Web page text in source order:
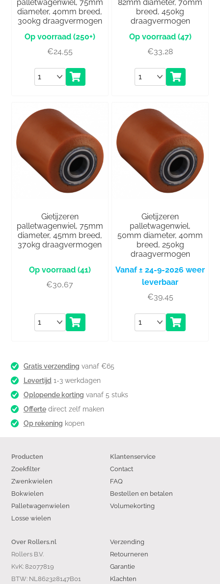
palletwagenwiel, 75mm
diameter, 40mm breed,
300kg draagvermogen
(250+)
€24,55
Aantal
82mm diameter, 70mm
breed, 450kg
draagvermogen
(47)
€33,28
Aantal
Gietijzeren
palletwagenwiel, 75mm
diameter, 45mm breed,
370kg draagvermogen
(41)
€30,67
Aantal
Gietijzeren
palletwagenwiel,
50mm diameter, 40mm
breed, 250kg
draagvermogen
Vanaf ± 24-9-2026 weer
leverbaar
€39,45
Aantal
Gratis verzending vanaf €65
Levertijd1-3 werkdagen
Oplopende korting vanaf 5 stuks
Offertedirect zelf maken
Op rekening kopen
Producten
Zoekfilter
Zwenkwielen
Bokwielen
Palletwagenwielen
Losse wielen
Klantenservice
Contact
FAQ
Bestellen en betalen
Volumekorting
Verzending
Retourneren
Garantie
Klachten
Over Rollers.nl
Rollers B.V.
KvK: 82077819
BTW: NL862328147B01